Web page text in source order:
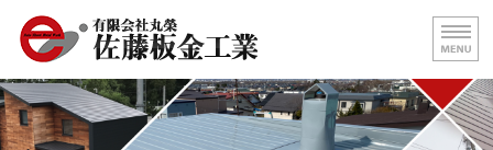
屋根の葺き替え・壁板金工
北海
ホーム